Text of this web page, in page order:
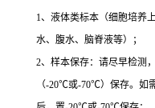
1、液体类标本（细胞培养
水、腹水、脑脊液等）；
2、样本保存：请尽早检测，
（-20℃或-70℃）保存。如